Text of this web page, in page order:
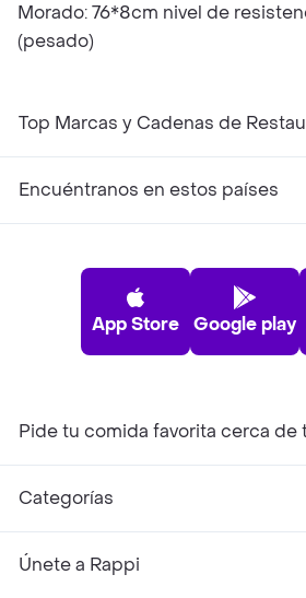
Morado: 76*8cm nivel de
(pesado)
Top Marcas y Cadenas de
Encuéntranos en estos países
App Store Google play
Pide tu comida favorita cerca de
Categorías
Únete a Rappi